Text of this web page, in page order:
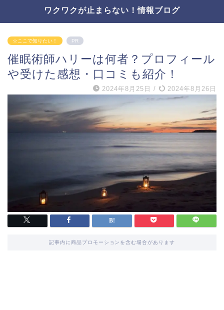
ワクワクが止まらない！情報ブログ
☆ここで知りたい！ PR
催眠術師ハリーは何者？プロフィール
や受けた感想・口コミも紹介！
2024年8月25日 / 2024年8月26日
記事内に商品プロモーションを含む場合があります